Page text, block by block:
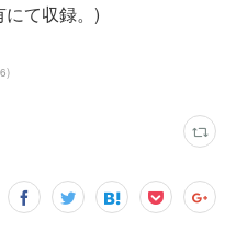
て収録。)
)